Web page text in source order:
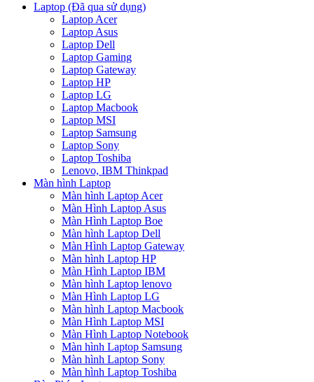
Laptop (Đã qua sử dụng)
Laptop Acer
Laptop Asus
Laptop Dell
Laptop Gaming
Laptop Gateway
Laptop HP
Laptop LG
Laptop Macbook
Laptop MSI
Laptop Samsung
Laptop Sony
Laptop Toshiba
Lenovo, IBM Thinkpad
Màn hình Laptop
Màn hình Laptop Acer
Màn Hình Laptop Asus
Màn Hình Laptop Boe
Màn hình Laptop Dell
Màn Hình Laptop Gateway
Màn hình Laptop HP
Màn Hình Laptop IBM
Màn hình Laptop lenovo
Màn Hình Laptop LG
Màn hình Laptop Macbook
Màn Hình Laptop MSI
Màn Hình Laptop Notebook
Màn hình Laptop Samsung
Màn hình Laptop Sony
Màn hình Laptop Toshiba